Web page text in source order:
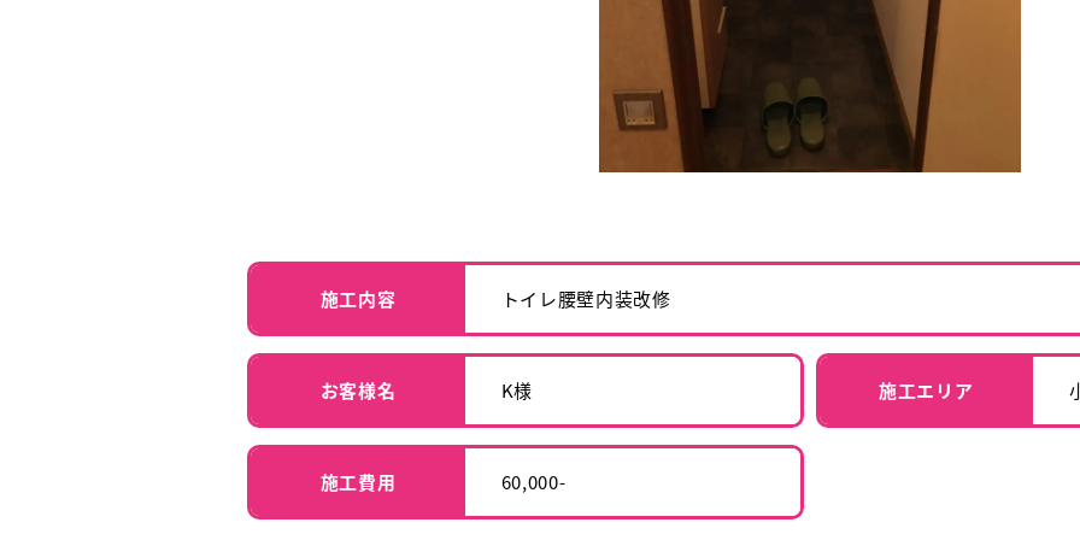
施工内容 トイレ腰壁内装改修
お客様名 K様 施工エリア
施工費用 60,000-